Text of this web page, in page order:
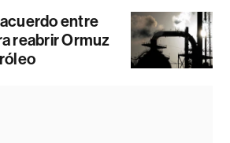
entre
reabrir Ormuz